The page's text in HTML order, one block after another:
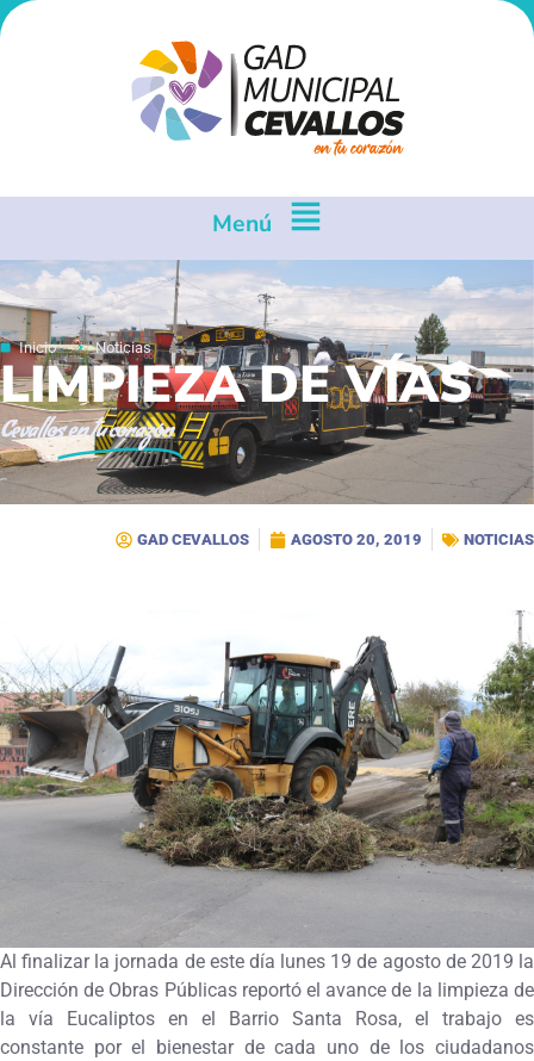
Menú
Inicio Noticias
LIMPIEZA DE VÍAS
Cevallosen tu corazón
GAD CEVALLOS AGOSTO 20, 2019 NOTICIAS
Al finalizar la jornada de este día lunes 19 de agosto de 2019 la
Dirección de Obras Públicas reportó el avance de la limpieza de
la vía Eucaliptos en el Barrio Santa Rosa, el trabajo es
constante por el bienestar de cada uno de los ciudadanos